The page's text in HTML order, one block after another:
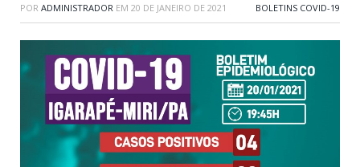
POR ADMINISTRADOR EM 20 DE JANEIRO DE 2021 BOLETINS COVID-19